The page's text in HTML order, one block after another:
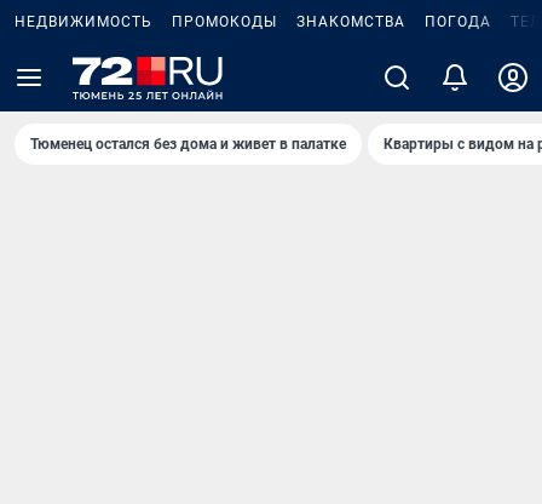
НЕДВИЖИМОСТЬ ПРОМОКОДЫ ЗНАКОМСТВА ПОГОДА
Тюменец остался без дома и живет в палатке Квартиры с видом на